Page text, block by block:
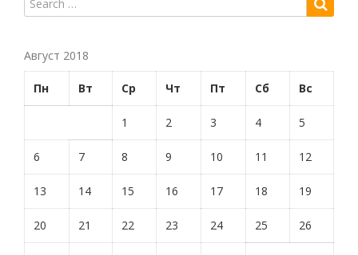
Август 2018
Пн Вт Ср Чт Пт Сб Вс
1 2 3 4 5
6 7 8 9 10 11 12
13 14 15 16 17 18 19
20 21 22 23 24 25 26